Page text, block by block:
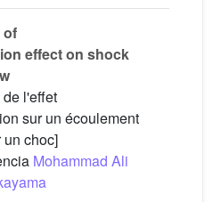
of
effect on shock
l'effet
sur un écoulement
choc]
Mohammad Ali